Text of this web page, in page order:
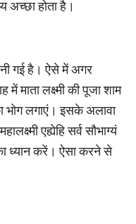
अच्छा होता है।
गई है। ऐसे में अगर
माता लक्ष्मी की पूजा शाम
लगाएं। इसके अलावा
एह्येहि सर्व सौभाग्यं
ध्यान करें। ऐसा करने से